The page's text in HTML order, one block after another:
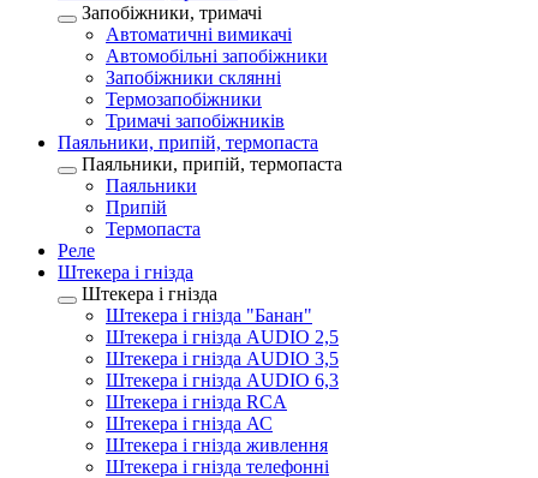
Запобіжники, тримачі
Автоматичні вимикачі
Автомобільні запобіжники
Запобіжники склянні
Термозапобіжники
Тримачі запобіжників
Паяльники, припій, термопаста
Паяльники, припій, термопаста
Паяльники
Припій
Термопаста
Реле
Штекера і гнізда
Штекера і гнізда
Штекера і гнізда "Банан"
Штекера і гнізда AUDIO 2,5
Штекера і гнізда AUDIO 3,5
Штекера і гнізда AUDIO 6,3
Штекера і гнізда RCA
Штекера і гнізда АС
Штекера і гнізда живлення
Штекера і гнізда телефонні